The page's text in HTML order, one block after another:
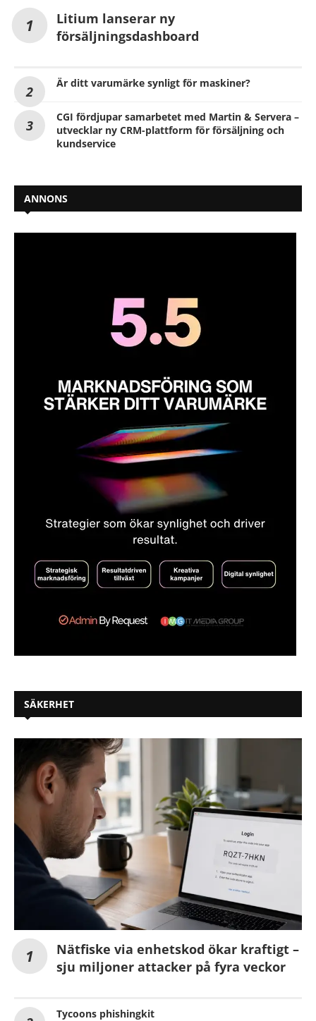
Litium lanserar ny
försäljningsdashboard
Är ditt varumärke synligt för maskiner?
CGI fördjupar samarbetet med Martin & Servera –
utvecklar ny CRM-plattform för försäljning och
kundservice
ANNONS
SÄKERHET
Nätfiske via enhetskod ökar kraftigt –
sju miljoner attacker på fyra veckor
Tycoons phishingkit